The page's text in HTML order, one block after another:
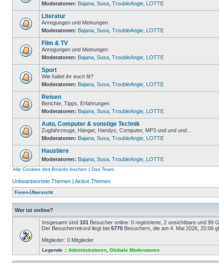
Moderatoren: Bajana Susa TroubleAngie LOTTE
Literatur
Anregungen und Meinungen
Moderatoren: Bajana Susa TroubleAngie LOTTE
Film & TV
Anregungen und Meinungen
Moderatoren: Bajana Susa TroubleAngie LOTTE
Sport
Wie haltet ihr euch fit?
Moderatoren: Bajana Susa TroubleAngie LOTTE
Reisen
Berichte, Tipps, Erfahrungen
Moderatoren: Bajana Susa TroubleAngie LOTTE
Auto, Computer & sonstige Technik
Zugfahrzeuge, Hänger, Handys, Computer, MP3 und und und...
Moderatoren: Bajana Susa TroubleAngie LOTTE
Haustiere
Moderatoren: Bajana Susa TroubleAngie LOTTE
Alle Cookies des Boards löschen | Das Team
Unbeantwortete Themen | Aktive Themen
Foren-Übersicht
Wer ist online?
Insgesamt sind 101 Besucher online: 0 registrierte, 2 unsichtbare und 99
Der Besucherrekord liegt bei 5770 Besuchern, die am 4. Mai 2026, 20:06
Mitglieder: 0 Mitglieder
Legende :: Administratoren Globale Moderatoren